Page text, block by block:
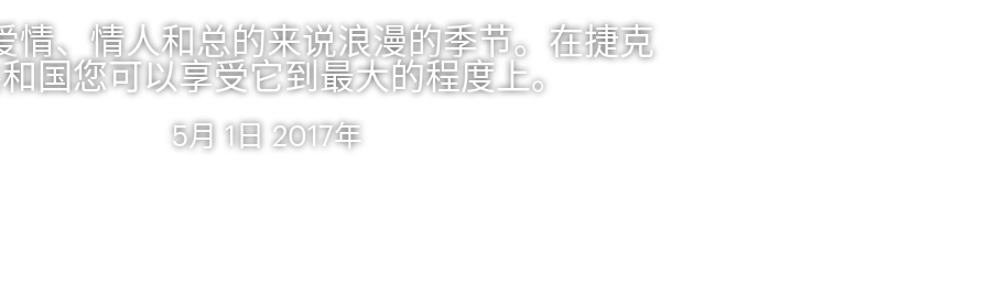
情、情人和总的来说浪漫的季节。在捷克
国您可以享受它到最大的程度上。
5月 1日 2017年